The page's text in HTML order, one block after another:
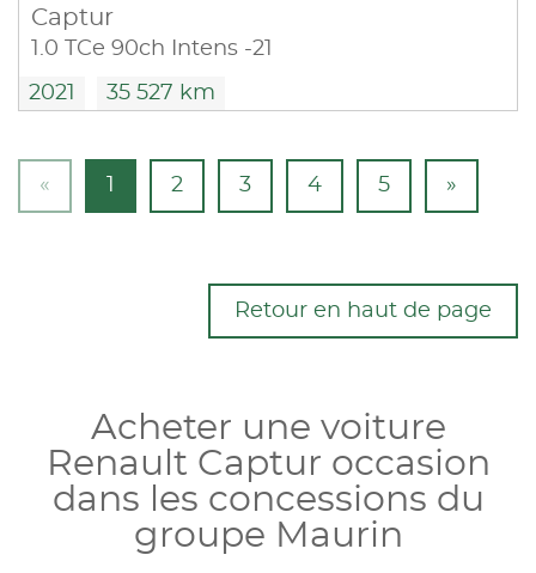
Captur
1.0 TCe 90ch Intens -21
2021 35 527 km
« 2 3 4 5 »
Retour en haut de page
Acheter une voiture
Renault Captur occasion
dans les concessions du
groupe Maurin